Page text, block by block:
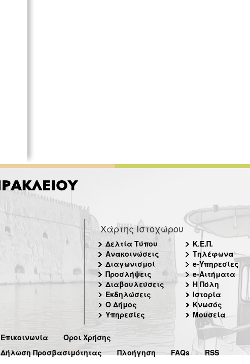
Χάρτης Ιστοχώρου
Δελτία Τύπου
Ανακοινώσεις
Διαγωνισμοί
Προσλήψεις
Διαβουλεύσεις
Εκδηλώσεις
Ο Δήμος
Υπηρεσίες
Κ.Ε.Π.
Τηλέφωνα
e-Υπηρεσίες
e-Αιτήματα
Η Πόλη
Ιστορία
Κνωσός
Μουσεία
Επικοινωνία
Όροι Χρήσης
Δήλωση Προσβασιμότητας
Πλοήγηση FAQs RSS